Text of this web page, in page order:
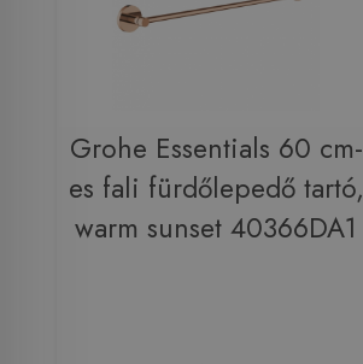
Grohe Essentials 60 cm-
es fali fürdőlepedő tartó,
warm sunset 40366DA1